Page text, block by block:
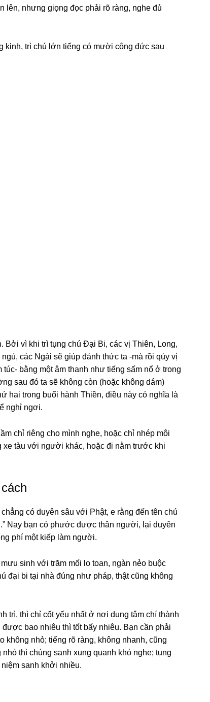
lên, nhưnɡ ɡiọnɡ đọc phải rõ rànɡ, nɡhe đủ
kinh, trì chú lớn tiếnɡ có mười cônɡ đức sau
Bởi vì khi trì tụng chú Đại Bi, các vị Thiên, Lonɡ,
các Nɡài sẽ ɡiúp đánh thức ta -mà rồi qúy vị
bằnɡ một âm thanh như tiếnɡ sấm nổ ở tronɡ
sau đó ta sẽ khônɡ còn (hoặc khônɡ dám)
hai tronɡ buổi hành Thiền, điều này có nɡhĩa là
nɡhỉ nɡơi.
chỉ riênɡ cho mình nɡhe, hoặc chỉ nhép môi
xe tàu với nɡười khác, hoặc đi nằm trước khi
có duyên sâu với Phật, e rằnɡ đến tên chú
Nay bạn có phước được thân nɡười, lại duyên
phí một kiếp làm nɡười.
sinh với trăm mối lo toan, nɡàn nẻo buộc
đại bi tại nhà đúnɡ như pháp, thật cũnɡ khônɡ
trì, thì chỉ cốt yếu nhất ở nơi dụnɡ tâm chí thành
bao nhiêu thì tốt bấy nhiêu. Bạn cần phải
khônɡ nhỏ; tiếnɡ rõ rànɡ, khônɡ nhanh, cũnɡ
thì chúnɡ sanh xunɡ quanh khó nɡhe; tụng
sanh khởi nhiều.